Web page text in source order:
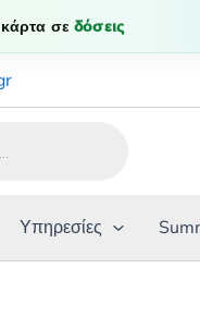
σεδόσεις
Υπηρεσίες